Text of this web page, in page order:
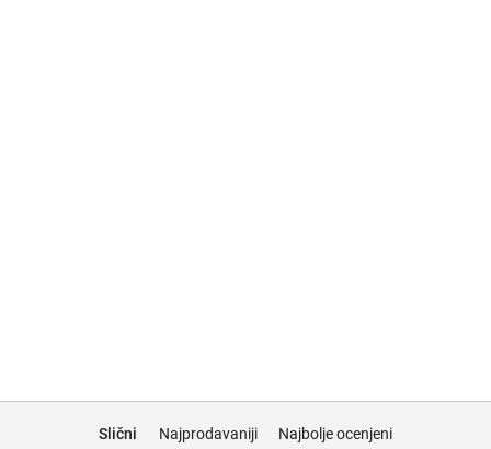
Slični Najprodavaniji Najbolje ocenjeni